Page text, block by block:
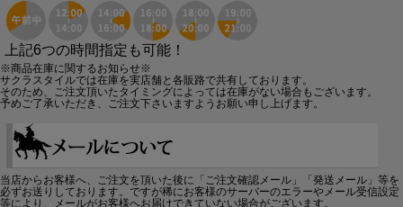
上記6つの時間指定も可能！
※商品在庫に関するお知らせ※
サクラスタイルでは在庫を実店舗と各販路で共有しております。
そのため、ご注文頂いたタイミングによっては在庫がない場合もございます。
予めご了承いただき、ご注文下さいますようお願い申し上げます。
当店からお客様へ、ご注文を頂いた後に「ご注文確認メール」「発送メール」等を
必ずお送りしております。ですが稀にお客様のサーバーのエラーやメール受信設定
等により、メールがお客様へお届けできていない場合がございます。